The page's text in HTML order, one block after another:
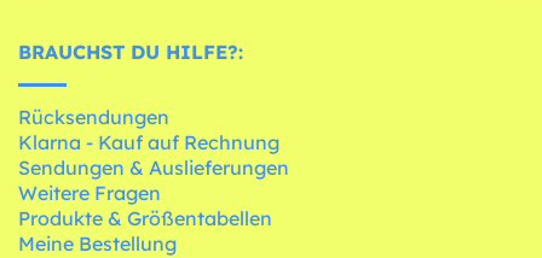
BRAUCHST DU HILFE?:
Rücksendungen
Klarna - Kauf auf Rechnung
Sendungen & Auslieferungen
Weitere Fragen
Produkte & Größentabellen
Meine Bestellung